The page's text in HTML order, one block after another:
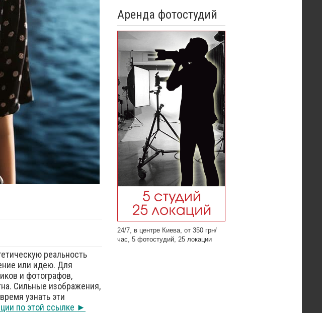
реальность
или идею. Для
и фотографов,
Сильные изображения,
узнать эти
по этой ссылке ►
Аренда фотостудий
24/7, в центре Киева, от 350 грн/
час, 5 фотостудий, 25 локации